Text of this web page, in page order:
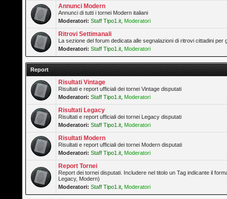
Annunci Modern
Annunci di tutti i tornei Modern italiani
Moderatori: Staff Tipo1.it Moderatori
Ritrovi Settimanali
La sezione del forum dedicata alle segnalazioni di ritrovi cittadini per
Moderatori: Staff Tipo1.it Moderatori
Report
Risultati Vintage
Risultati e report ufficiali dei tornei Vintage disputati
Moderatori: Staff Tipo1.it Moderatori
Risultati Legacy
Risultati e report ufficiali dei tornei Legacy disputati
Moderatori: Staff Tipo1.it Moderatori
Risultati Modern
Risultati e report ufficiali dei tornei Modern disputati
Moderatori: Staff Tipo1.it Moderatori
Report Tornei
Report dei tornei disputati. Includere nel titolo un Tag indicante il
Legacy, Modern)
Moderatori: Staff Tipo1.it Moderatori